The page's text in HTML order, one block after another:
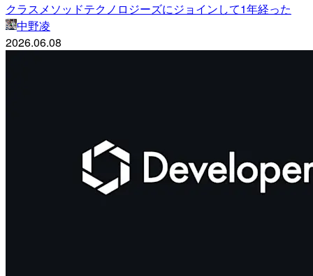
クラスメソッドテクノロジーズにジョインして1年経った
中野凌
2026.06.08